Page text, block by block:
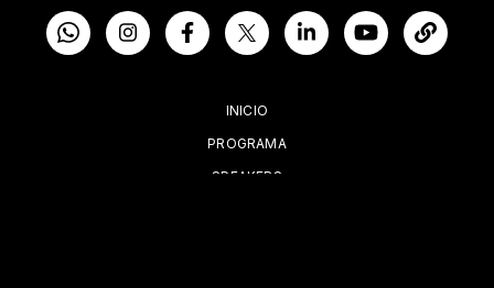
INICIO
PROGRAMA
SPEAKERS